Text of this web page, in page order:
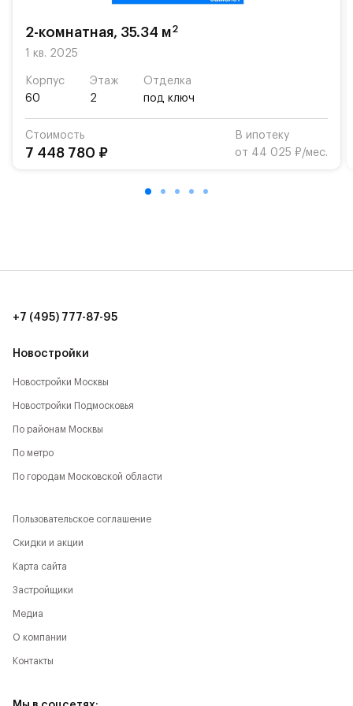
возможность посещения частной гимназии
Для автомобилистов — закрытые озеленённые
Территория квартала приватная, въезд
осуществляется по пропускам.#yan19-2r1489478#
2-комнатная, 35.34 м2
1 кв. 2025
Корпус
60
Этаж
2
Отделка
под ключ
Стоимость
7 448 780 ₽
В ипотеку
от 44 025 ₽/мес.
Новостройки
Новостройки Москвы
Новостройки Подмосковья
По районам Москвы
По метро
По городам Московской области
+7 (495) 777-87-95
Пользовательское соглашение
Скидки и акции
Карта сайта
Застройщики
Медиа
О компании
Контакты